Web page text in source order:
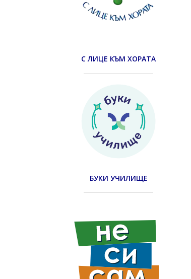
С ЛИЦЕ КЪМ ХОРАТА
БУКИ УЧИЛИЩЕ